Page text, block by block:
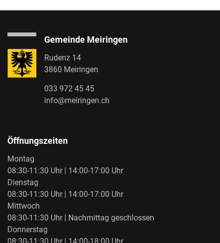
Gemeinde Meiringen
Rudenz 14
3860 Meiringen
033 972 45 45
info@meiringen.ch
Öffnungszeiten
Montag
08:30-11:30 Uhr | 14:00-17:00 Uhr
Dienstag
08:30-11:30 Uhr | 14:00-17:00 Uhr
Mittwoch
08:30-11:30 Uhr | Nachmittag geschlossen
Donnerstag